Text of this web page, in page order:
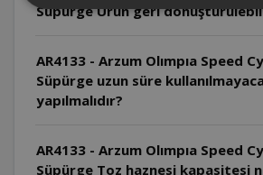
Süpürge Ürün geri
AR4133 - Arzum Olımpıa Speed
Süpürge uzun süre
yapılmalıdır?
AR4133 - Arzum Olımpıa Speed
Süpürge Toz haznesi kapasitesi